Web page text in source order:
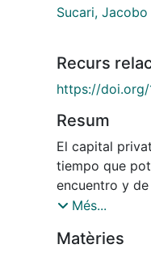
Sucari, Jacobo
Recurs
https://doi.org/
Resum
El capital
tiempo que
encuentro y
de espacio
Més...
Matèries